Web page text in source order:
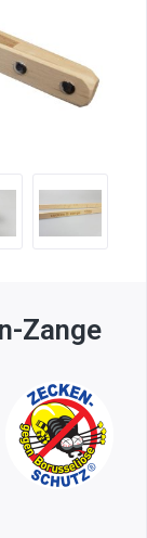
Zange